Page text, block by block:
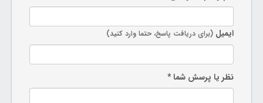
ایمیل (برای دریافت پاسخ، حتما وارد کنید)
نظر یا پرسش شما *